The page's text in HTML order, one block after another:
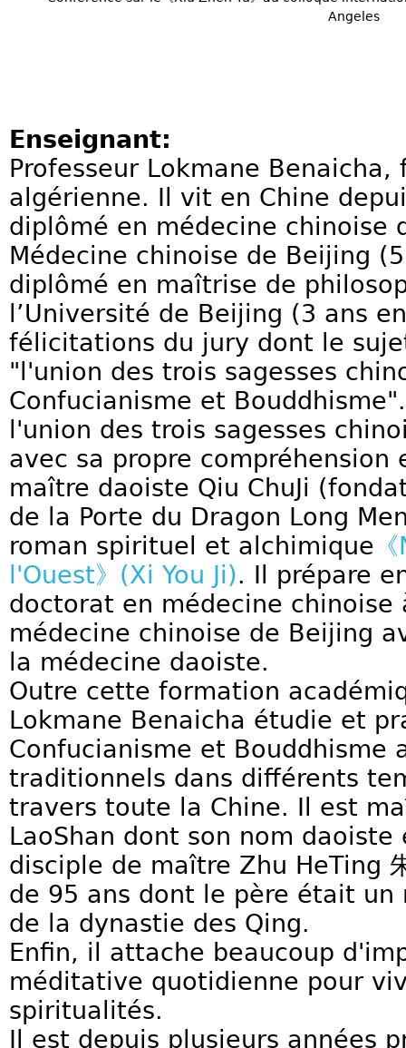
Angeles
Enseignant:
Professeur Lokmane
algérienne. Il vit en Chine
diplômé en médecine chinoise
Médecine chinoise de Beijing
diplômé en maîtrise de
l’Université de Beijing (3 ans
félicitations du jury dont le
"l'union des trois sagesses
Confucianisme et
l'union des trois sagesses
avec sa propre compréhension
maître daoiste Qiu ChuJi
de la Porte du Dragon Long
roman spirituel et alchimique
l'Ouest》(Xi You Ji). Il prépare
doctorat en médecine chinoise
médecine chinoise de Beijing
la médecine daoiste.
Outre cette formation
Lokmane Benaicha étudie et
Confucianisme et Bouddhisme
traditionnels dans différents
travers toute la Chine. Il est
LaoShan dont son nom daoiste
disciple de maître Zhu HeTing
de 95 ans dont le père était
de la dynastie des Qing.
Enfin, il attache beaucoup
méditative quotidienne pour
spiritualités.
Il est depuis plusieurs années